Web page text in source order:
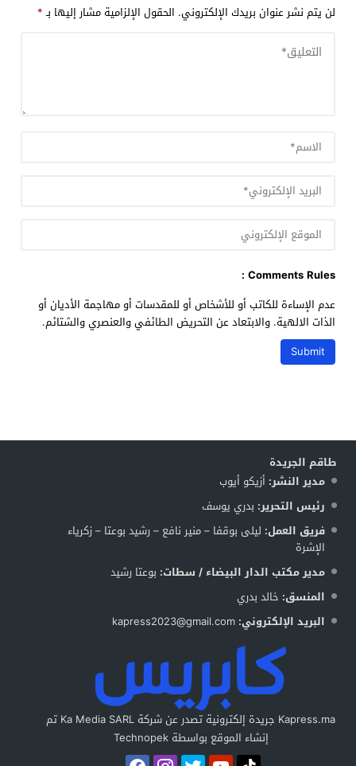
لن يتم نشر عنوان بريدك الإلكتروني. الحقول الإلزامية مشار إليها بـ*
Comments Rules :
عدم الإساءة للكاتب أو للأشخاص أو للمقدسات أو مهاجمة الأديان أو
الذات الالهية. والابتعاد عن التحريض الطائفي والعنصري والشتائم.
طاقم الجريدة
مدير النشر: أزيكو أيوب
رئيس التحرير: بدري يوسف
فريق العمل: ليلى بوقفا – منير نافع – رشيد بوعتا – زكرياء
الإشرة
مدير مكتب الدار البيضاء / سطات: بوعتا رشيد
المنسق: خالد بدري
البريد الإلكتروني: kapress2023@gmail.com
Kapress.ma جريدة إلكترونية تصدر عن شركة Ka Media SARL تم
إنشاء الموقع بواسطة Technopek